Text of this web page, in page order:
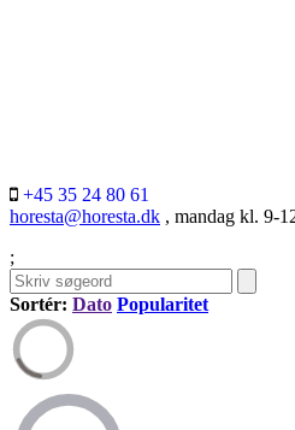
+45 35 24 80 61
horesta@horesta.dk , mandag kl. 9-
;
Sortér: Dato Popularitet